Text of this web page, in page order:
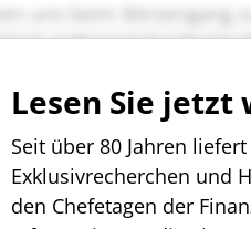
Lesen Sie jetzt
Seit über 80 Jahren liefert
Exklusivrecherchen und
den Chefetagen der